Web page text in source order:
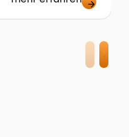
arrow_forward